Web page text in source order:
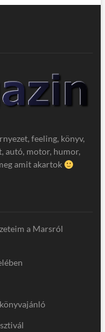
feeling, könyv,
autó, motor, humor,
amit akartok
a Marsról